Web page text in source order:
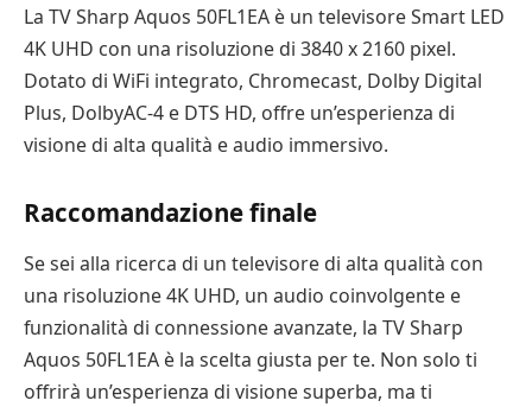
La TV Sharp Aquos 50FL1EA è un televisore Smart LED
4K UHD con una risoluzione di 3840 x 2160 pixel.
Dotato di WiFi integrato, Chromecast, Dolby Digital
Plus, DolbyAC-4 e DTS HD, offre un’esperienza di
visione di alta qualità e audio immersivo.
Raccomandazione finale
Se sei alla ricerca di un televisore di alta qualità con
una risoluzione 4K UHD, un audio coinvolgente e
funzionalità di connessione avanzate, la TV Sharp
Aquos 50FL1EA è la scelta giusta per te. Non solo ti
offrirà un’esperienza di visione superba, ma ti